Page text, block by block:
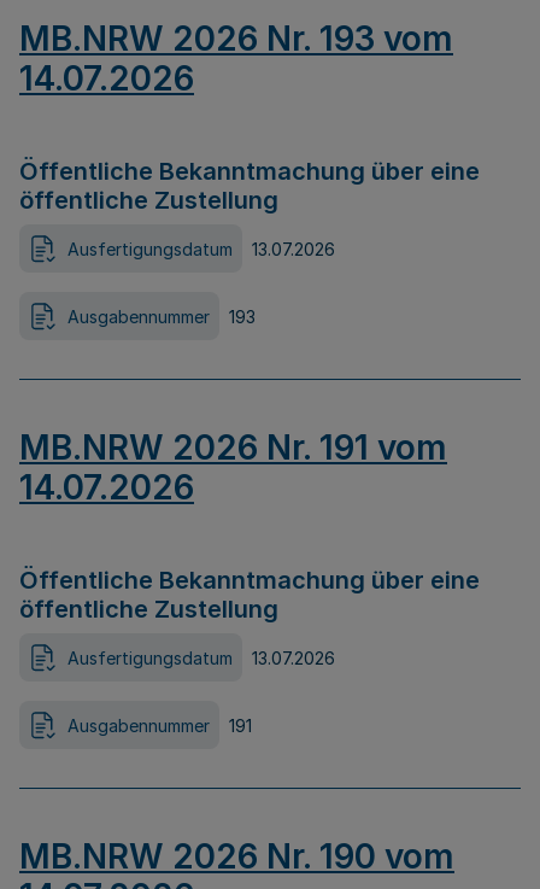
MB.NRW 2026 Nr. 193 vom
14.07.2026
Öffentliche Bekanntmachung über eine
öffentliche Zustellung
Ausfertigungsdatum 13.07.2026
Ausgabennummer 193
MB.NRW 2026 Nr. 191 vom
14.07.2026
Öffentliche Bekanntmachung über eine
öffentliche Zustellung
Ausfertigungsdatum 13.07.2026
Ausgabennummer 191
MB.NRW 2026 Nr. 190 vom